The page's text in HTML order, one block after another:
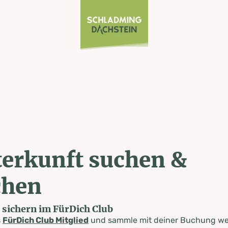
suchen &
im FürDich Club
FürDich Club Mitgliedund sammle mit deiner Buchung